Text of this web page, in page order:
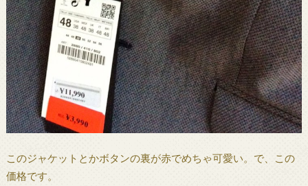
このジャケットとかボタンの裏が赤でめちゃ可愛い。で、この
価格です。